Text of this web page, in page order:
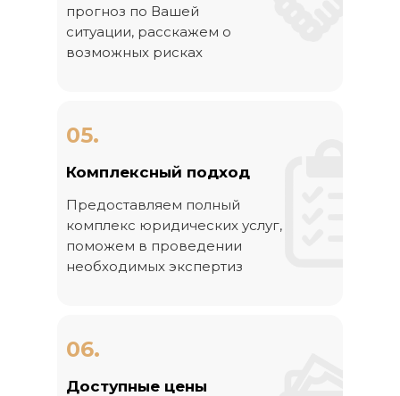
05.
Доступные цены
Комплексный подход
Предоставляем полный
комплекс юридических услуг,
поможем в проведении
необходимых экспертиз
прогноз по Вашей
ситуации, расскажем о
возможных рисках
06.